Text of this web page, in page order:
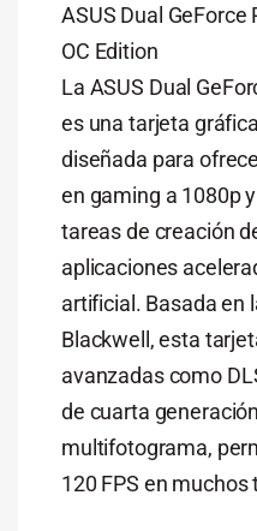
ASUS Dual GeForce
OC Edition
La ASUS Dual
es una tarjeta
diseñada para
en gaming a 1080p
tareas de creación
aplicaciones
artificial. Basada en
Blackwell, esta
avanzadas como
de cuarta
multifotograma,
120 FPS en